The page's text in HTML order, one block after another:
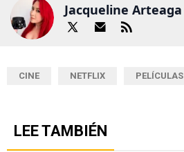
Jacqueline Arteaga
CINE NETFLIX PELÍCULAS
LEE TAMBIÉN